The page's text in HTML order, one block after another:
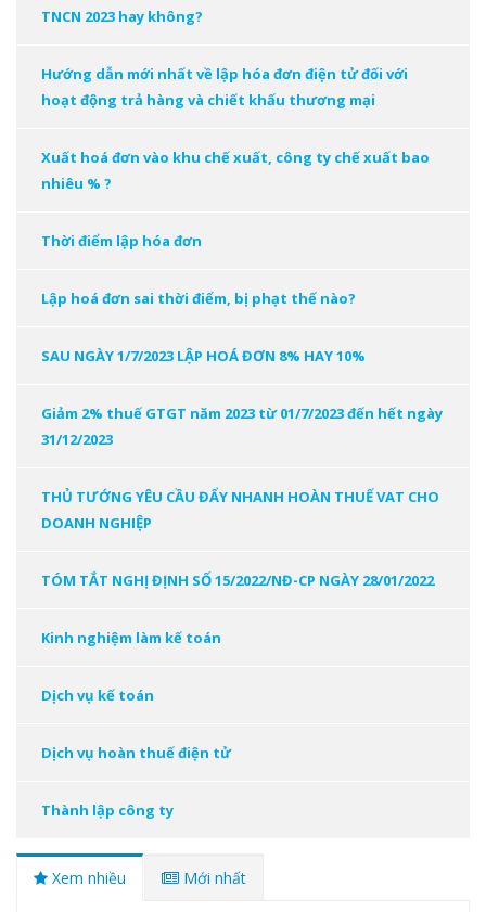
TNCN 2023 hay không?
Hướng dẫn mới nhất về lập hóa đơn điện tử đối với
hoạt động trả hàng và chiết khấu thương mại
Xuất hoá đơn vào khu chế xuất, công ty chế xuất bao
nhiêu % ?
Thời điểm lập hóa đơn
Lập hoá đơn sai thời điểm, bị phạt thế nào?
SAU NGÀY 1/7/2023 LẬP HOÁ ĐƠN 8% HAY 10%
Giảm 2% thuế GTGT năm 2023 từ 01/7/2023 đến hết ngày
31/12/2023
THỦ TƯỚNG YÊU CẦU ĐẨY NHANH HOÀN THUẾ VAT CHO
DOANH NGHIỆP
TÓM TẮT NGHỊ ĐỊNH SỐ 15/2022/NĐ-CP NGÀY 28/01/2022
Kinh nghiệm làm kế toán
Dịch vụ kế toán
Dịch vụ hoàn thuế điện tử
Thành lập công ty
Xem nhiều Mới nhất